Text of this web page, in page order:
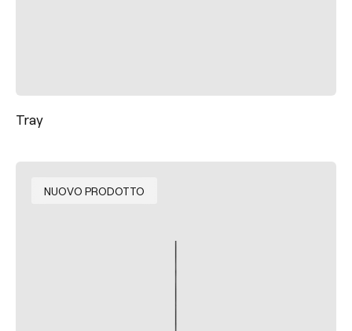
Tray
NUOVO PRODOTTO